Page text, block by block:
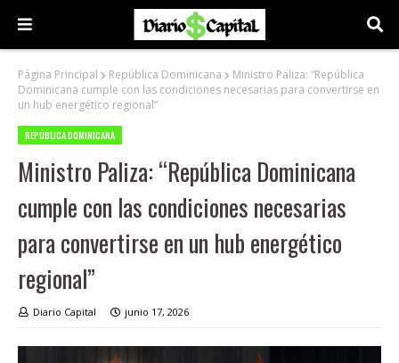
Página Principal República Dominicana
Ministro Paliza: “República
Dominicana cumple con las condiciones necesarias para convertirse en
un hub energético regional”
REPÚBLICA DOMINICANA
Ministro Paliza: “República Dominicana
cumple con las condiciones necesarias
para convertirse en un hub energético
regional”
Diario Capital junio 17, 2026